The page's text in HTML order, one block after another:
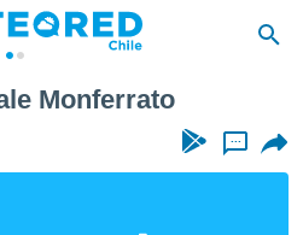
Monferrato
...